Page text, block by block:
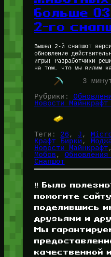
больше
2-го
Вышел 2-й снапшот
обновление
игры! Разработчики
на том, что мы видим
животных, а также
которого…
3
Рубрики:
Новости Майнкрафт
Теги: 26, J,
Крафт Бирки,
Новости Майнкрафт
Мобов,
Снапшот
‼️ Было
помогите
поделившись
друзьями и
Мы
качественной